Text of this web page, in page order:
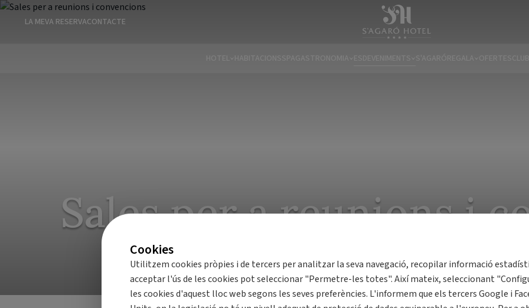
LA MEVA RESERVACONTACTE
Sales per a reunions i
Cookies
Utilitzem cookies pròpies i de tercers per analitzar la seva navegació, recopilar informació
acceptar l'ús de les cookies pot seleccionar "Permetre-les totes". Així mateix, seleccionant
les cookies d'aquest lloc web segons les seves preferències. L'informem que els tercers Google i